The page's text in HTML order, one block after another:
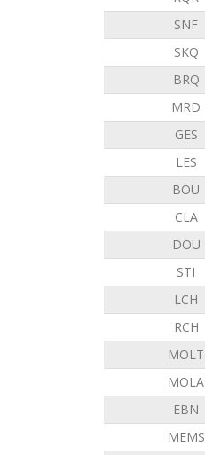
SNF
SKQ
BRQ
MRD
GES
LES
BOU
CLA
DOU
STI
LCH
RCH
MOLT
MOLA
EBN
MEMS